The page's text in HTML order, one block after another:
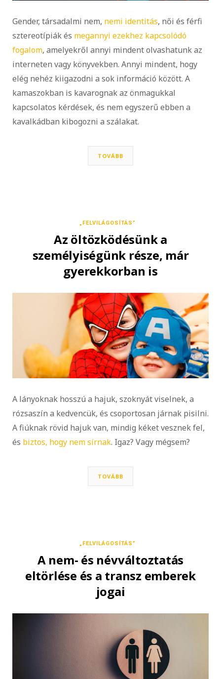
Gender, társadalmi nem, nemi identitás, női és férfi
sztereotípiák és megannyi ezekhez kapcsolódó
fogalom, amelyekről annyi mindent olvashatunk az
interneten vagy könyvekben. Annyi mindent, hogy
elég nehéz kiigazodni a sok információ között. A
kamaszokban is kavarognak az önmagukkal
kapcsolatos kérdések, és nem egyszerű ebben a
kavalkádban kibogozni a szálakat.
TOVÁBB
„FELVILÁGOSÍTÁS”
Az öltözködésünk a
személyiségünk része, már
gyerekkorban is
A lányoknak hosszú a hajuk, szoknyát viselnek, a
rózsaszín a kedvencük, és csoportosan járnak pisilni.
A fiúknak rövid hajuk van, mindig kéket vesznek fel,
és biztos, hogy nem sírnak. Igaz? Vagy mégsem?
TOVÁBB
„FELVILÁGOSÍTÁS”
A nem- és névváltoztatás
eltörlése és a transz emberek
jogai